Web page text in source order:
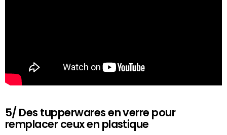
5/ Des tupperwares en verre pour
remplacer ceux en plastique